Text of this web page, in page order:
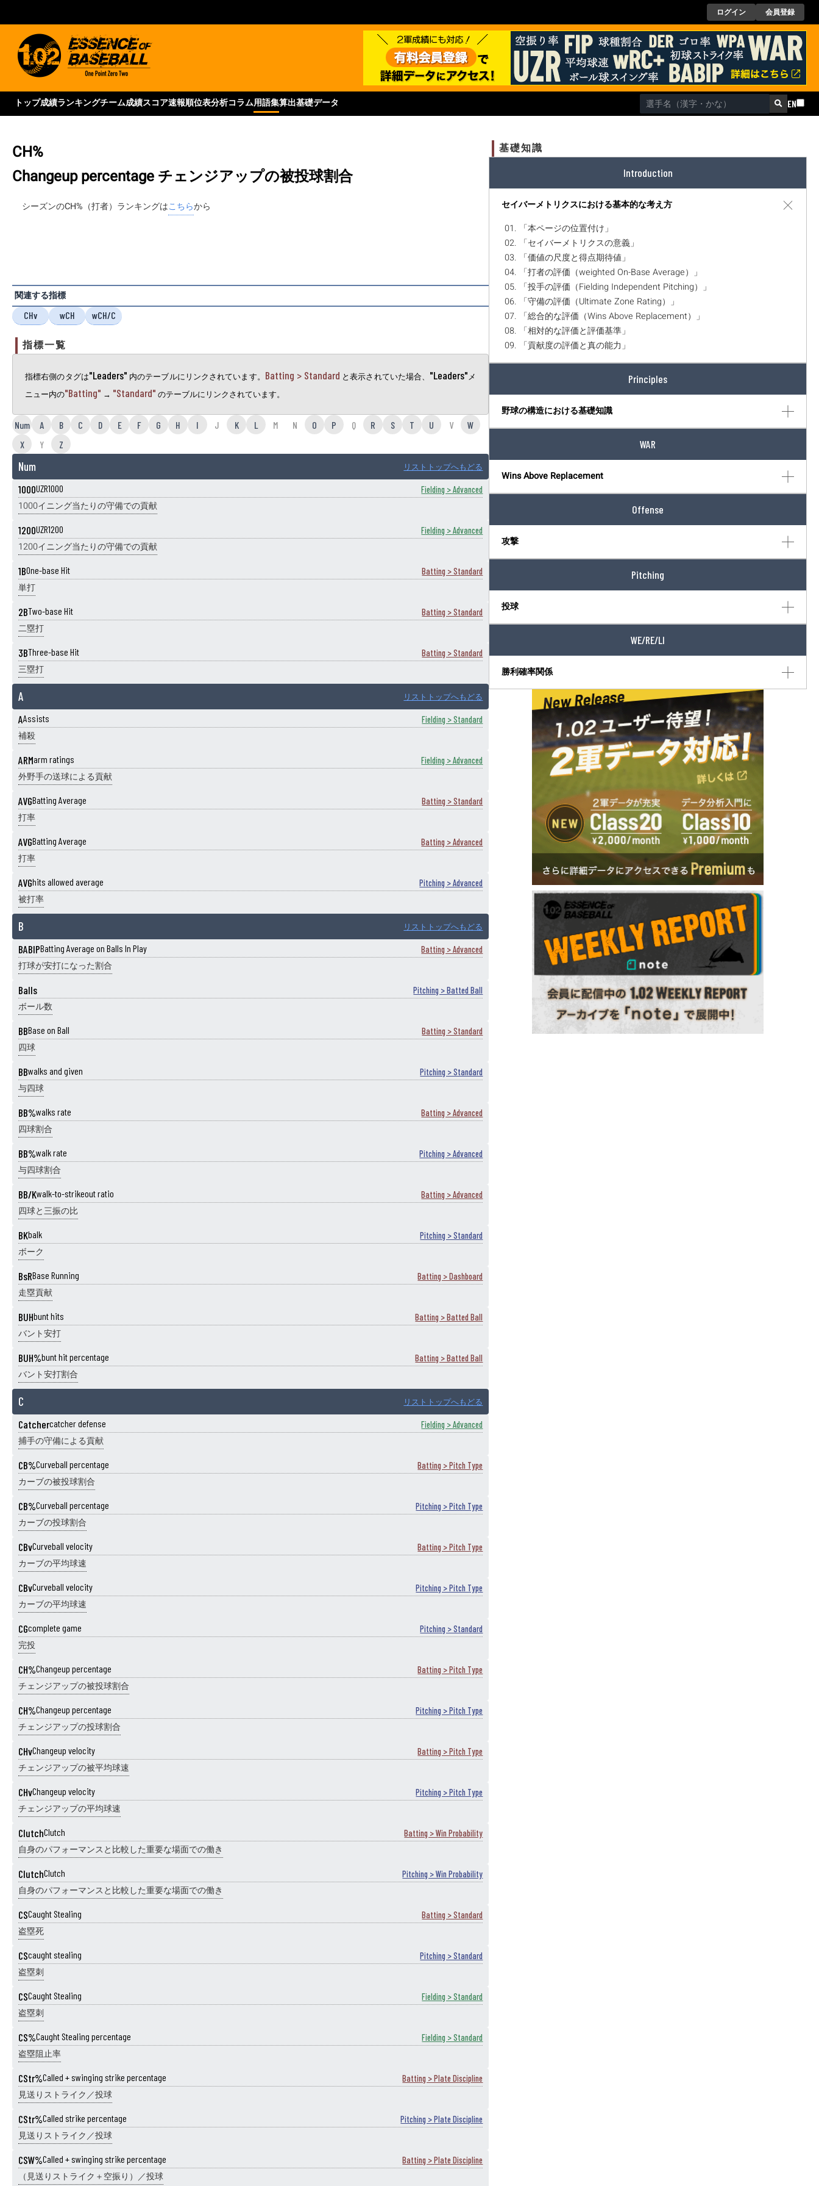
ログイン 会員登録
トップ成績ランキングチーム成績スコア速報順位表分析コラム用語集算出基礎データ EN
基礎知識
Introduction
セイバーメトリクスにおける基本的な考え方
01. 「本ページの位置付け」
02. 「セイバーメトリクスの意義」
03. 「価値の尺度と得点期待値」
04. 「打者の評価（weighted On-Base Average）」
05. 「投手の評価（Fielding Independent Pitching）」
06. 「守備の評価（Ultimate Zone Rating）」
07. 「総合的な評価（Wins Above Replacement）」
08. 「相対的な評価と評価基準」
09. 「貢献度の評価と真の能力」
Principles
野球の構造における基礎知識
WAR
Wins Above Replacement
Offense
攻撃
Pitching
投球
WE/RE/LI
勝利確率関係
CH%
Changeup percentage チェンジアップの被投球割合
シーズンのCH%（打者）ランキングはこちらから
関連する指標
CHv wCH wCH/C
指標一覧
指標右側のタグは"Leaders" 内のテーブルにリンクされています。 Batting > Standard と表示されていた場合、 "Leaders"メ
ニュー内の"Batting" → "Standard" のテーブルにリンクされています。
Num A B C D E F G H I J K L M N O P Q R S T U V
W
X
Y Z
Num リストトップへもどる
1000UZR1000 Fielding > Advanced
1000イニング当たりの守備での貢献
1200UZR1200 Fielding > Advanced
1200イニング当たりの守備での貢献
1BOne-base Hit Batting > Standard
単打
2BTwo-base Hit Batting > Standard
二塁打
3BThree-base Hit Batting > Standard
三塁打
A リストトップへもどる
AAssists Fielding > Standard
補殺
ARMarm ratings Fielding > Advanced
外野手の送球による貢献
AVGBatting Average Batting > Standard
打率
AVGBatting Average Batting > Advanced
打率
AVGhits allowed average Pitching > Advanced
被打率
B リストトップへもどる
BABIPBatting Average on Balls In Play Batting > Advanced
打球が安打になった割合
Balls Pitching > Batted Ball
ボール数
BBBase on Ball Batting > Standard
四球
BBwalks and given Pitching > Standard
与四球
BB%walks rate Batting > Advanced
四球割合
BB%walk rate Pitching > Advanced
与四球割合
BB/Kwalk-to-strikeout ratio Batting > Advanced
四球と三振の比
BKbalk Pitching > Standard
ボーク
BsRBase Running Batting > Dashboard
走塁貢献
BUHbunt hits Batting > Batted Ball
バント安打
BUH%bunt hit percentage Batting > Batted Ball
バント安打割合
C リストトップへもどる
Catchercatcher defense Fielding > Advanced
捕手の守備による貢献
CB%Curveball percentage Batting > Pitch Type
カーブの被投球割合
CB%Curveball percentage Pitching > Pitch Type
カーブの投球割合
CBvCurveball velocity Batting > Pitch Type
カーブの平均球速
CBvCurveball velocity Pitching > Pitch Type
カーブの平均球速
CGcomplete game Pitching > Standard
完投
CH%Changeup percentage Batting > Pitch Type
チェンジアップの被投球割合
CH%Changeup percentage Pitching > Pitch Type
チェンジアップの投球割合
CHvChangeup velocity Batting > Pitch Type
チェンジアップの被平均球速
CHvChangeup velocity Pitching > Pitch Type
チェンジアップの平均球速
ClutchClutch Batting > Win Probability
自身のパフォーマンスと比較した重要な場面での働き
ClutchClutch Pitching > Win Probability
自身のパフォーマンスと比較した重要な場面での働き
CSCaught Stealing Batting > Standard
盗塁死
CScaught stealing Pitching > Standard
盗塁刺
CSCaught Stealing Fielding > Standard
盗塁刺
CS%Caught Stealing percentage Fielding > Standard
盗塁阻止率
CStr%Called + swinging strike percentage Batting > Plate Discipline
見送りストライク／投球
CStr%Called strike percentage Pitching > Plate Discipline
見送りストライク／投球
CSW%Called + swinging strike percentage Batting > Plate Discipline
（見送りストライク＋空振り）／投球